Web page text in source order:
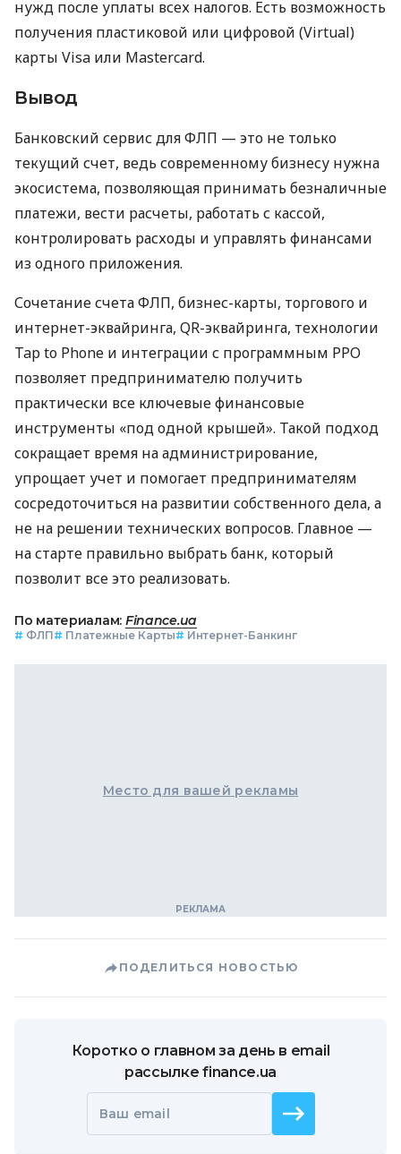
нужд после уплаты всех налогов. Есть возможность
получения пластиковой или цифровой (Virtual)
карты Visa или Mastercard.
Вывод
Банковский сервис для ФЛП — это не только
текущий счет, ведь современному бизнесу нужна
экосистема, позволяющая принимать безналичные
платежи, вести расчеты, работать с кассой,
контролировать расходы и управлять финансами
из одного приложения.
Сочетание счета ФЛП, бизнес-карты, торгового и
интернет-эквайринга, QR-эквайринга, технологии
Tap to Phone и интеграции с программным РРО
позволяет предпринимателю получить
практически все ключевые финансовые
инструменты «под одной крышей». Такой подход
сокращает время на администрирование,
упрощает учет и помогает предпринимателям
сосредоточиться на развитии собственного дела, а
не на решении технических вопросов. Главное —
на старте правильно выбрать банк, который
позволит все это реализовать.
По материалам: Finance.ua
# ФЛП# Платежные Карты# Интернет-Банкинг
Место для вашей рекламы
ПОДЕЛИТЬСЯ НОВОСТЬЮ
Коротко о главном за день в email
рассылке finance.ua
Ваш email